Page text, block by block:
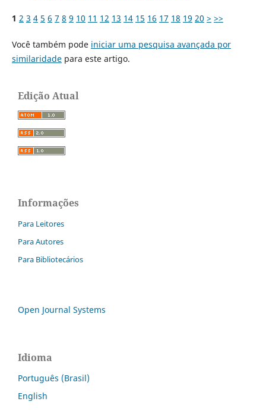
1 2 3 4 5 6 7 8 9 10 11 12 13 14 15 16 17 18 19 20 > >>
Você também pode iniciar uma pesquisa avançada por
similaridadepara este artigo.
Edição Atual
Informações
Para Leitores
Para Autores
Para Bibliotecários
Open Journal Systems
Idioma
Português (Brasil)
English